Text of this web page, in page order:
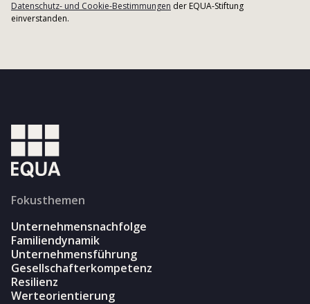
Datenschutz- und Cookie-Bestimmungen der EQUA-Stiftung
einverstanden.
Fokusthemen
Unternehmensnachfolge
Familiendynamik
Unternehmensführung
Gesellschafterkompetenz
Resilienz
Werteorientierung